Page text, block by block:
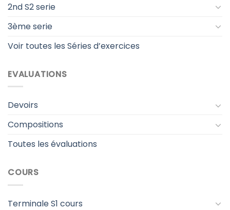
2nd S2 serie
3ème serie
Voir toutes les Séries d’exercices
EVALUATIONS
Devoirs
Compositions
Toutes les évaluations
COURS
Terminale S1 cours